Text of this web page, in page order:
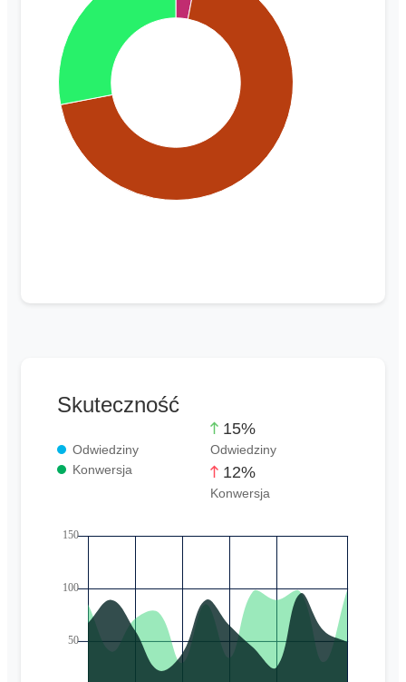
Skuteczność
Odwiedziny
Konwersja
15%
Odwiedziny
12%
Konwersja